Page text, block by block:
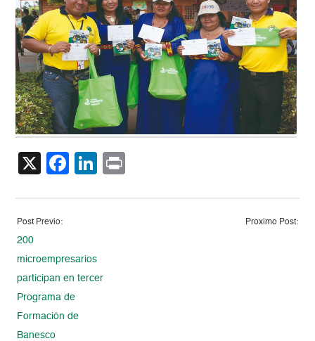
X Facebook
LinkedIn
Post Previo:
200
microempresarios
participan en tercer
Programa de
Formación de
Banesco
Proximo Post: